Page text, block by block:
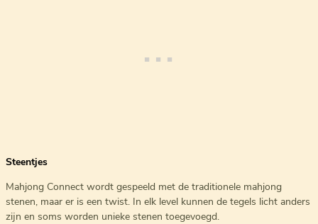
Steentjes
Mahjong Connect wordt gespeeld met de traditionele mahjong
stenen, maar er is een twist. In elk level kunnen de tegels licht anders
zijn en soms worden unieke stenen toegevoegd.